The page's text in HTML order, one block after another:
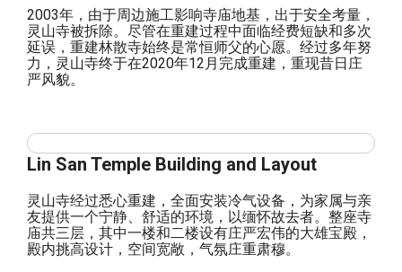
2003年，由于周边施工影响寺庙地基，出于安全考量，
灵山寺被拆除。尽管在重建过程中面临经费短缺和多次
延误，重建林散寺始终是常恒师父的心愿。经过多年努
力，灵山寺终于在2020年12月完成重建，重现昔日庄
严风貌。
Lin San Temple Building and Layout
灵山寺经过悉心重建，全面安装冷气设备，为家属与亲
友提供一个宁静、舒适的环境，以缅怀故去者。整座寺
庙共三层，其中一楼和二楼设有庄严宏伟的大雄宝殿，
殿内挑高设计，空间宽敞，气氛庄重肃穆。